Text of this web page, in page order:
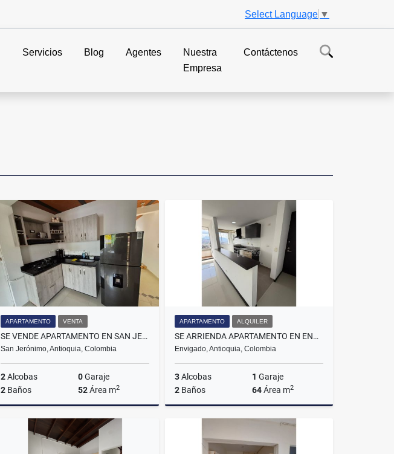
Select Language ▼
Servicios Blog Agentes
Nuestra
Empresa
Contáctenos
APARTAMENTO VENTA
SE VENDE APARTAMENTO EN SAN JERONIMO, SECTOR LA PAZ.
San Jerónimo, Antioquia, Colombia
2Alcobas 0Garaje
2 Baños 52Área m2
$190.000.000
APARTAMENTO ALQUILER
SE ARRIENDA APARTAMENTO EN ENVIGADO, SECTOR EL TRIANON.
Envigado, Antioquia, Colombia
3Alcobas 1 Garaje
2 Baños 64Área m2
Alquiler